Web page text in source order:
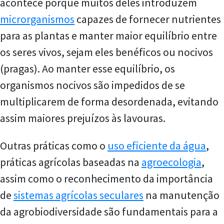
microrganismos capazes de fornecer nutrientes
para as plantas e manter maior equilíbrio entre
os seres vivos, sejam eles benéficos ou nocivos
(pragas). Ao manter esse equilíbrio, os
organismos nocivos são impedidos de se
multiplicarem de forma desordenada, evitando
assim maiores prejuízos às lavouras.
Outras práticas como o uso eficiente da água,
práticas agrícolas baseadas na agroecologia,
assim como o reconhecimento da importância
desistemas agrícolas seculares na manutenção
da agrobiodiversidade são fundamentais para a